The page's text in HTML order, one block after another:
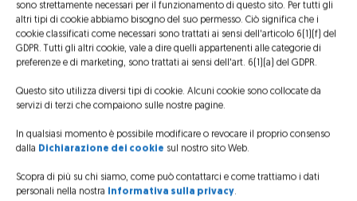
sono strettamente necessari per il funzionamento di questo sito. Per tutti gli
altri tipi di cookie abbiamo bisogno del suo permesso. Ciò significa che i
cookie classificati come necessari sono trattati ai sensi dell'articolo 6(1)(f) del
GDPR. Tutti gli altri cookie, vale a dire quelli appartenenti alle categorie di
preferenze e di marketing, sono trattati ai sensi dell'art. 6(1)(a) del GDPR.
Questo sito utilizza diversi tipi di cookie. Alcuni cookie sono collocate da
servizi di terzi che compaiono sulle nostre pagine.
In qualsiasi momento è possibile modificare o revocare il proprio consenso
dalla Dichiarazione dei cookie sul nostro sito Web.
Scopra di più su chi siamo, come può contattarci e come trattiamo i dati
personali nella nostra Informativa sulla privacy.
Volevo ringraziare tutti sopratutto il pilota per
averci fatto provare delle sensazioni fantastiche
Le emozioni sono troppe e tutte indescrivibili non
fuoco di passione per gli aerei. Con questa
e devo ammettere che il simulatore che abbiamo